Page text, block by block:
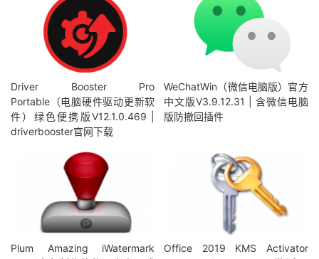
Driver Booster Pro
Portable（电脑硬件驱动更新软
件）绿色便携版V12.1.0.469 |
driverbooster官网下载
WeChatWin（微信电脑版）官方
中文版V3.9.12.31 | 含微信电脑
版防撤回插件
Plum Amazing iWatermark
Office 2019 KMS Activator